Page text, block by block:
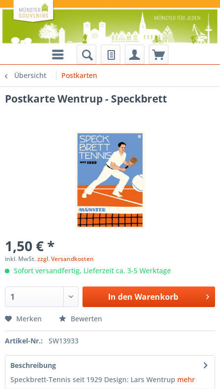
Übersicht Postkarten
Postkarte Wentrup - Speckbrett
1,50 € *
inkl. MwSt.zzgl. Versandkosten
Sofort versandfertig, Lieferzeit ca. 3-5 Werktage
In den Warenkorb
Merken Bewerten
Artikel-Nr.: SW13933
Beschreibung
Speckbrett-Tennis seit 1929 Design: Lars Wentrup mehr